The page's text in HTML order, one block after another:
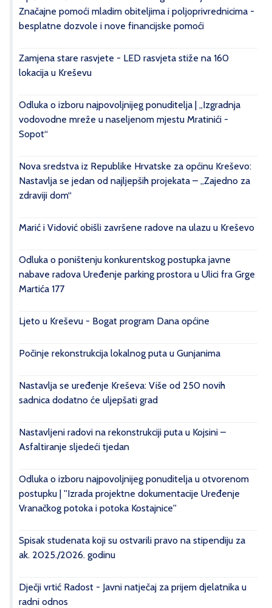
Značajne pomoći mladim obiteljima i poljoprivrednicima -
besplatne dozvole i nove financijske pomoći
Zamjena stare rasvjete - LED rasvjeta stiže na 160
lokacija u Kreševu
Odluka o izboru najpovoljnijeg ponuditelja | „Izgradnja
vodovodne mreže u naseljenom mjestu Mratinići -
Sopot“
Nova sredstva iz Republike Hrvatske za općinu Kreševo:
Nastavlja se jedan od najljepših projekata – „Zajedno za
zdraviji dom“
Marić i Vidović obišli završene radove na ulazu u Kreševo
Odluka o poništenju konkurentskog postupka javne
nabave radova Uređenje parking prostora u Ulici fra Grge
Martića 177
Ljeto u Kreševu - Bogat program Dana općine
Počinje rekonstrukcija lokalnog puta u Gunjanima
Nastavlja se uređenje Kreševa: Više od 250 novih
sadnica dodatno će uljepšati grad
Nastavljeni radovi na rekonstrukciji puta u Kojsini –
Asfaltiranje sljedeći tjedan
Odluka o izboru najpovoljnijeg ponuditelja u otvorenom
postupku | ''Izrada projektne dokumentacije Uređenje
Vranačkog potoka i potoka Kostajnice''
Spisak studenata koji su ostvarili pravo na stipendiju za
ak. 2025./2026. godinu
Dječji vrtić Radost - Javni natječaj za prijem djelatnika u
radni odnos